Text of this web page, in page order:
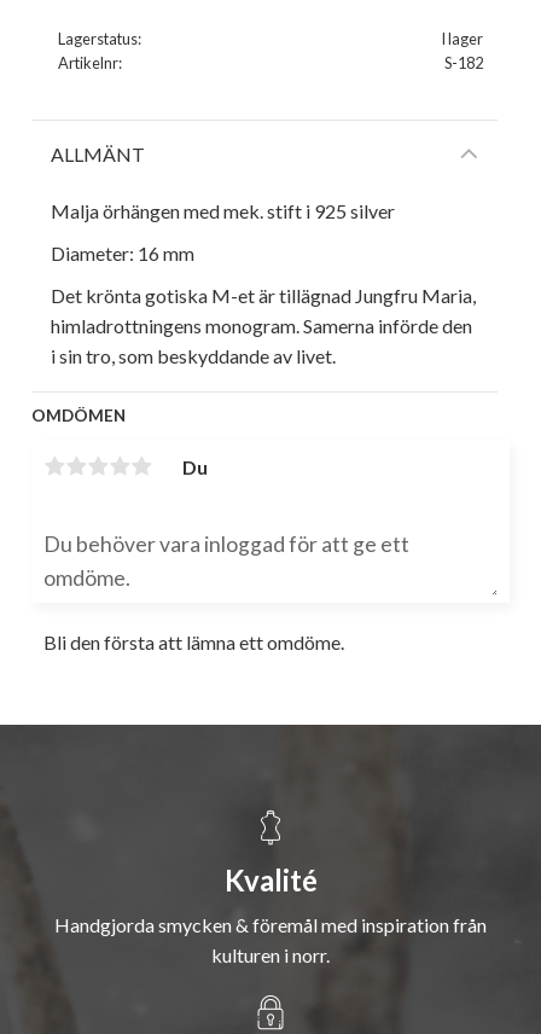
Lagerstatus
I lager
Artikelnr
S-182
ALLMÄNT
Malja örhängen med mek. stift i 925 silver
Diameter: 16 mm
Det krönta gotiska M-et är tillägnad Jungfru Maria,
himladrottningens monogram. Samerna införde den
i sin tro, som beskyddande av livet.
OMDÖMEN
Du
Bli den första att lämna ett omdöme.
Kvalité
Handgjorda smycken & föremål med inspiration från
kulturen i norr.